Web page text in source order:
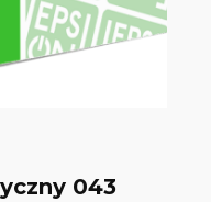
043